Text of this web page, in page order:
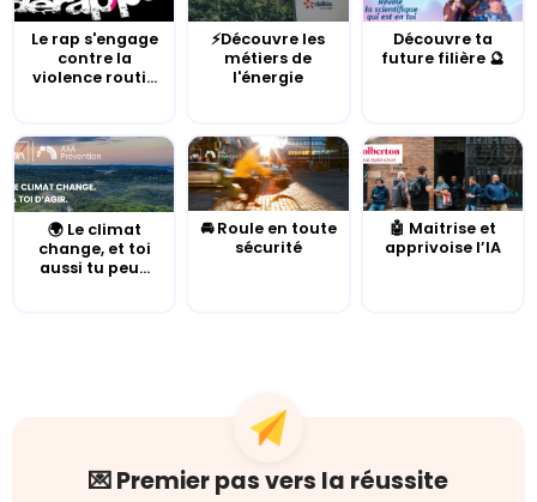
Le rap s'engage
contre la
violence routi...
⚡Découvre les
métiers de
l'énergie
Découvre ta
future filière 🔮
🌍 Le climat
change, et toi
aussi tu peu...
🚘 Roule en toute
sécurité
🤖 Maitrise et
apprivoise l’IA
💌 Premier pas vers la réussite